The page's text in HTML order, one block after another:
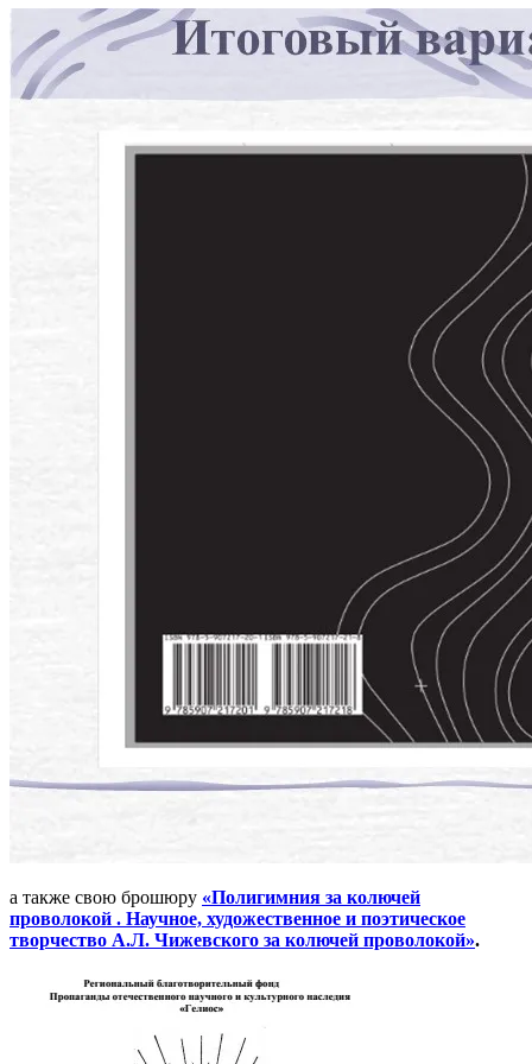
а также свою брошюру «Полигимния за колючей
проволокой . Научное, художественное и поэтическое
творчество А.Л. Чижевского за колючей проволокой».